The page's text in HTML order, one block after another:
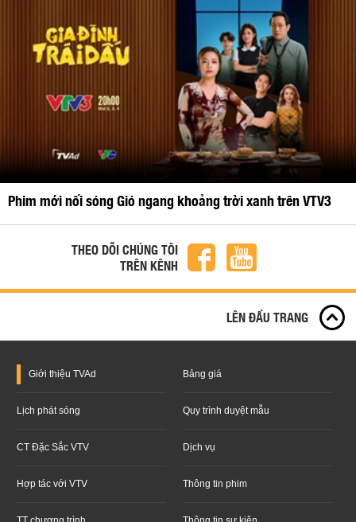
Phim mới nối sóng Gió ngang khoảng trời xanh trên VTV3
THEO DÕI CHÚNG TÔI
TRÊN KÊNH
LÊN ĐẦU TRANG
Giới thiệu TVAd Bảng giá
Lịch phát sóng Quy trình duyệt mẫu
CT Đặc Sắc VTV Dịch vụ
Hợp tác với VTV Thông tin phim